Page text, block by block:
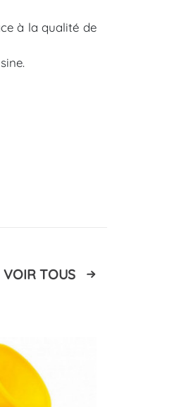
à la qualité de
VOIR TOUS